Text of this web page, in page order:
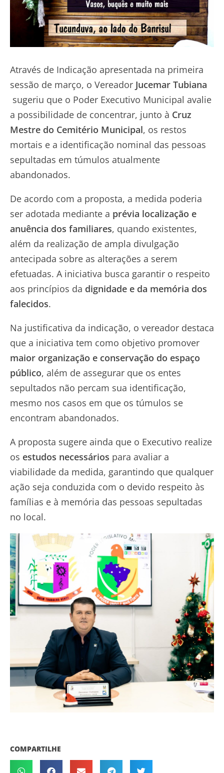
Através de Indicação apresentada na primeira
sessão de março, o Vereador Jucemar Tubiana
sugeriu que o Poder Executivo Municipal avalie
a possibilidade de concentrar, junto à Cruz
Mestre do Cemitério Municipal, os restos
mortais e a identificação nominal das pessoas
sepultadas em túmulos atualmente
abandonados.
De acordo com a proposta, a medida poderia
ser adotada mediante a prévia localização e
anuência dos familiares, quando existentes,
além da realização de ampla divulgação
antecipada sobre as alterações a serem
efetuadas. A iniciativa busca garantir o respeito
aos princípios da dignidade e da memória dos
falecidos.
Na justificativa da indicação, o vereador destaca
que a iniciativa tem como objetivo promover
maior organização e conservação do espaço
público, além de assegurar que os entes
sepultados não percam sua identificação,
mesmo nos casos em que os túmulos se
encontram abandonados.
A proposta sugere ainda que o Executivo realize
os estudos necessários para avaliar a
viabilidade da medida, garantindo que qualquer
ação seja conduzida com o devido respeito às
famílias e à memória das pessoas sepultadas
no local.
COMPARTILHE